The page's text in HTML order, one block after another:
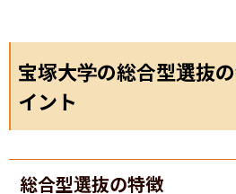
宝塚大学の総合型選抜
イント
総合型選抜の特徴